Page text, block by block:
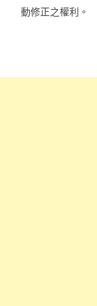
動修正之權利。